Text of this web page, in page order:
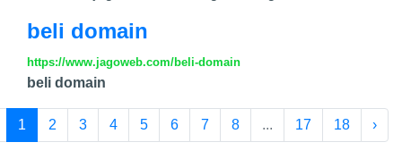
beli domain
https://www.jagoweb.com/beli-domain
beli domain
1 2 3 4 5 6 7 8 ... 17 18 ›